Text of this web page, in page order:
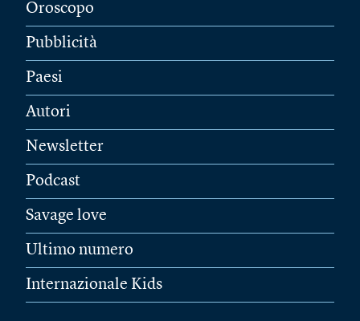
Oroscopo
Pubblicità
Paesi
Autori
Newsletter
Podcast
Savage love
Ultimo numero
Internazionale Kids